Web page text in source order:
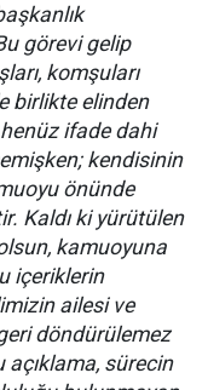
görevi gelip
komşuları
birlikte elinden
henüz ifade dahi
kendisinin
önünde
Kaldı ki yürütülen
kamuoyuna
içeriklerin
ailesi ve
döndürülemez
açıklama, sürecin